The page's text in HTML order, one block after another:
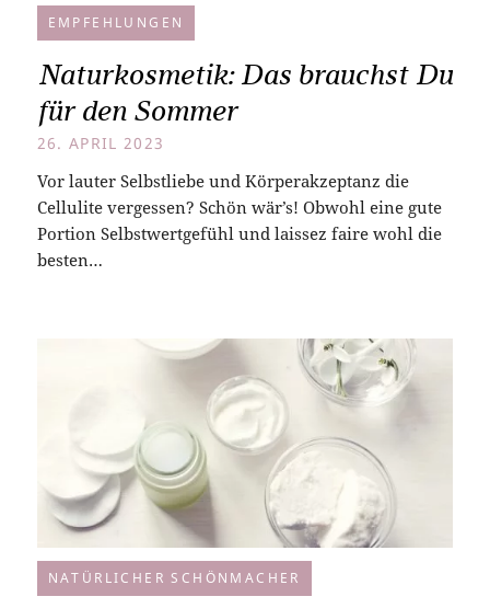
EMPFEHLUNGEN
Naturkosmetik: Das brauchst Du
für den Sommer
26. APRIL 2023
Vor lauter Selbstliebe und Körperakzeptanz die
Cellulite vergessen? Schön wär’s! Obwohl eine gute
Portion Selbstwertgefühl und laissez faire wohl die
besten…
NATÜRLICHER SCHÖNMACHER